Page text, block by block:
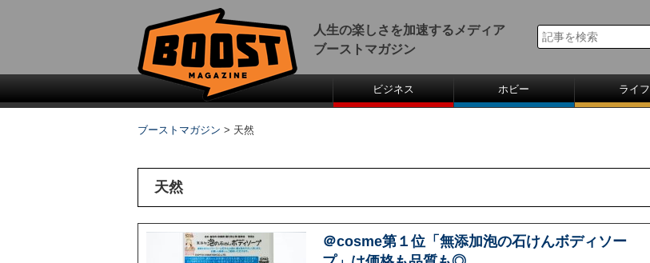
人生の楽しさを加速するメディア
ブーストマガジン
ビジネス ホビー ライフ
ブーストマガジン > 天然
天然
＠cosme第１位「無添加泡の石けんボディソー